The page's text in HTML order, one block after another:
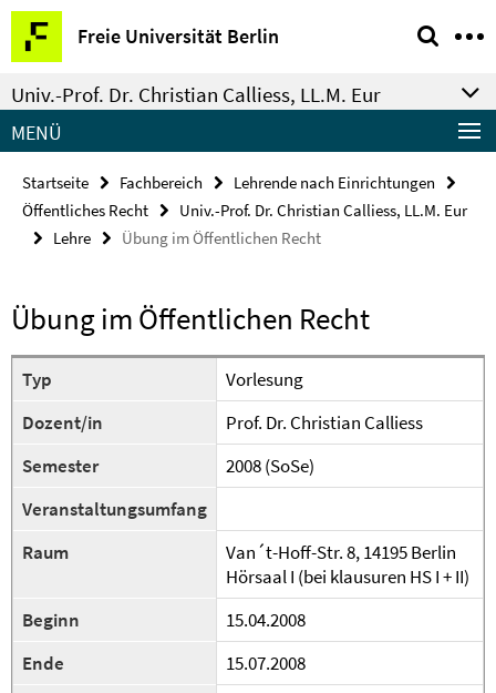
Springe
direkt
zu
Inhalt
Freie Universität Berlin
Service-
Navigation
Univ.-Prof. Dr. Christian Calliess, LL.M. Eur
MENÜ
Startseite Fachbereich
Lehrende nach Einrichtungen
Öffentliches Recht
Univ.-Prof. Dr. Christian Calliess, LL.M. Eur
Lehre
Übung im Öffentlichen Recht
Übung im Öffentlichen Recht
Typ
Vorlesung
Dozent/in
Prof. Dr. Christian Calliess
Semester
2008 (SoSe)
Veranstaltungsumfang
Raum
Van´t-Hoff-Str. 8, 14195 Berlin
Hörsaal I (bei klausuren HS I + II)
Beginn
15.04.2008
Ende
15.07.2008